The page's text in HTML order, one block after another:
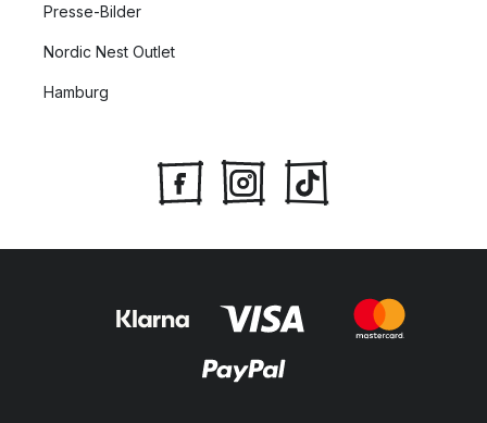
Presse-Bilder
Nordic Nest Outlet
Hamburg